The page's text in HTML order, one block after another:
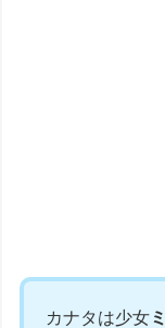
カナタは少女